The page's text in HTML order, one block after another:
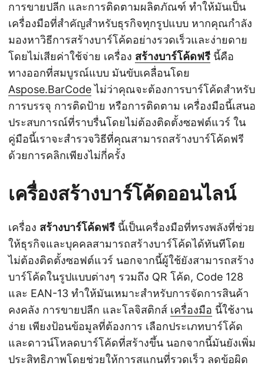
การขายปลีก และการติดตามผลิตภัณฑ์ ทำให้มันเป็น
เครื่องมือที่สำคัญสำหรับธุรกิจทุกรูปแบบ หากคุณกำลัง
มองหาวิธีการสร้างบาร์โค้ดอย่างรวดเร็วและง่ายดาย
โดยไม่เสียค่าใช้จ่าย เครื่อง สร้างบาร์โค้ดฟรี นี้คือ
ทางออกที่สมบูรณ์แบบ มันขับเคลื่อนโดย
Aspose.BarCodeไม่ว่าคุณจะต้องการบาร์โค้ดสำหรับ
การบรรจุ การติดป้าย หรือการติดตาม เครื่องมือนี้เสนอ
ประสบการณ์ที่ราบรื่นโดยไม่ต้องติดตั้งซอฟต์แวร์ ใน
คู่มือนี้เราจะสำรวจวิธีที่คุณสามารถสร้างบาร์โค้ดฟรี
ด้วยการคลิกเพียงไม่กี่ครั้ง
เครื่องสร้างบาร์โค้ดออนไลน์
เครื่อง สร้างบาร์โค้ดฟรี นี้เป็นเครื่องมือที่ทรงพลังที่ช่วย
ให้ธุรกิจและบุคคลสามารถสร้างบาร์โค้ดได้ทันทีโดย
ไม่ต้องติดตั้งซอฟต์แวร์ นอกจากนี้ผู้ใช้ยังสามารถสร้าง
บาร์โค้ดในรูปแบบต่างๆ รวมถึง QR โค้ด, Code 128
และ EAN-13 ทำให้มันเหมาะสำหรับการจัดการสินค้า
คงคลัง การขายปลีก และโลจิสติกส์ เครื่องมือ นี้ใช้งาน
ง่าย เพียงป้อนข้อมูลที่ต้องการ เลือกประเภทบาร์โค้ด
และดาวน์โหลดบาร์โค้ดที่สร้างขึ้น นอกจากนี้มันยังเพิ่ม
ประสิทธิภาพโดยช่วยให้การสแกนที่รวดเร็ว ลดข้อผิด